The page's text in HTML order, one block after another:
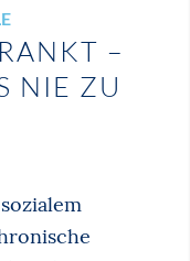
–
NIE ZU